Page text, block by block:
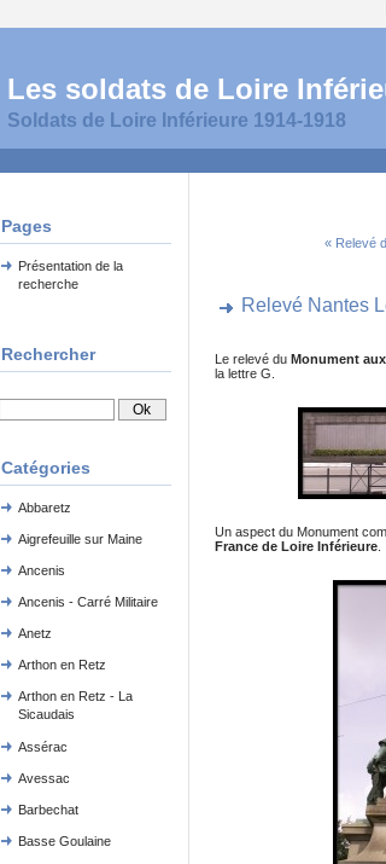
Les soldats de Loire
Soldats de Loire Inférieure 1914-1918
Pages
Présentation de la
recherche
Rechercher
Catégories
Abbaretz
Aigrefeuille sur Maine
Ancenis
Ancenis - Carré Militaire
Anetz
Arthon en Retz
Arthon en Retz - La
Sicaudais
Assérac
Avessac
Barbechat
Basse Goulaine
« Relevé
Relevé Nantes
Le relevé du Monument
la lettre G.
Un aspect du Monument
France de Loire Inférieure.